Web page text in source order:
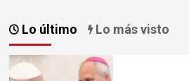
Lo último Lo más visto